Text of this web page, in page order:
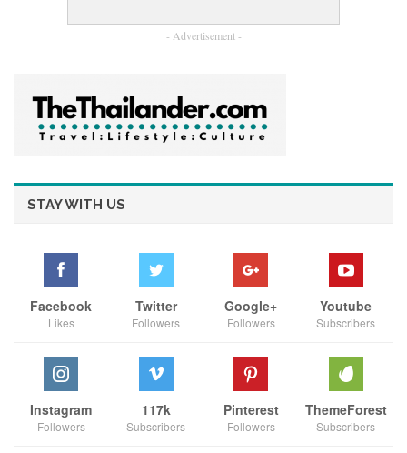
“เนื้อวัวที่ออกจากฟาร์มของเรา ยังได้รับการรับรองเครื่องหมาย
คุณภาพสูง ขณะที่สีของเนื้อวัว ก็เป็นสีธรรมชาติ ปราศจากการใช้
สารเร่งเนื้อแดง ขณะที่กระบวนการผลิตเนื้อวัว ทางบริษัทก็ปฏิบัติ
ทำให้เนื้อที่ออกมา มีคุณภาพ และไม่มีเลือดปน เพราะกรรมวิธีการ
เชือดแบบฮาลาล จะมีวิธีรีดเลือดออกให้หมด ทำให้ไม่มีสารปน
เปื้อนในเนื้อวัว”
- Advertisement -
STAY WITH US
Facebook
Likes
Twitter
Followers
Google+
Followers
Youtube
Subscribers
Instagram
Followers
117k
Subscribers
Pinterest
Followers
ThemeForest
Subscribers